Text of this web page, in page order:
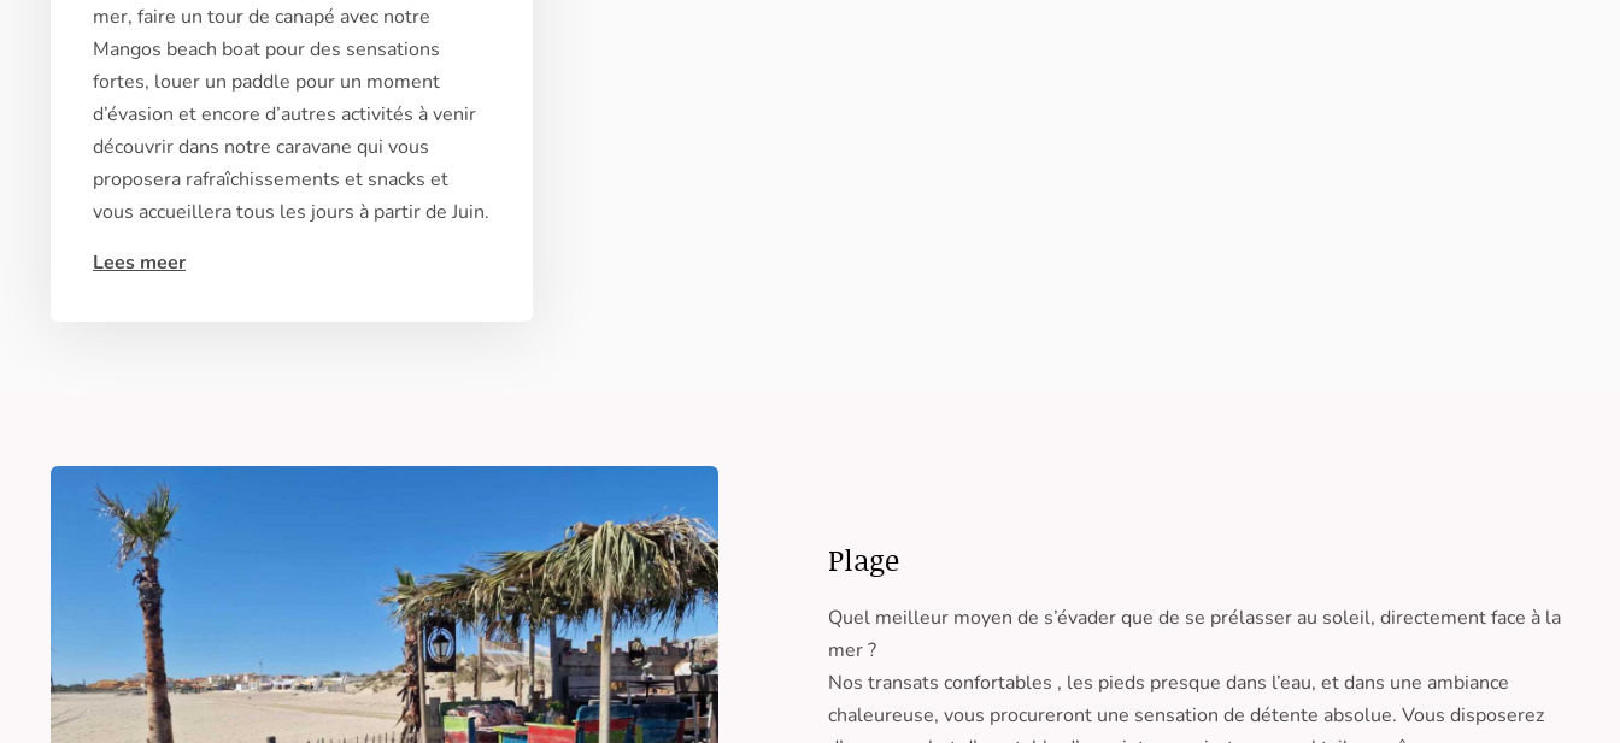
mer, faire un tour de canapé avec notre
Mangos beach boat pour des sensations
fortes, louer un paddle pour un moment
d’évasion et encore d’autres activités à venir
découvrir dans notre caravane qui vous
proposera rafraîchissements et snacks et
vous accueillera tous les jours à partir de Juin.
Lees meer
Plage
Quel meilleur moyen de s’évader que de se prélasser au soleil, directement face à la
mer ?
Nos transats confortables , les pieds presque dans l’eau, et dans une ambiance
chaleureuse, vous procureront une sensation de détente absolue. Vous disposerez